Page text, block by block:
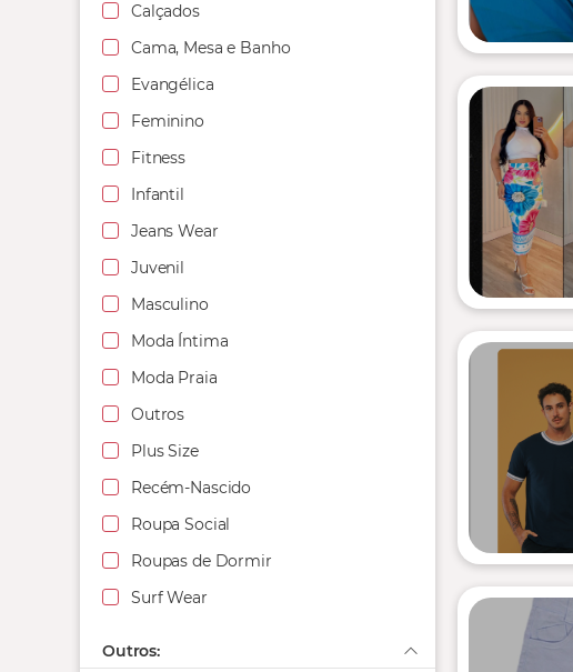
Calçados
Cama, Mesa e Banho
Evangélica
Feminino
Fitness
Infantil
Jeans Wear
Juvenil
Masculino
Moda Íntima
Moda Praia
Outros
Plus Size
Recém-Nascido
Roupa Social
Roupas de Dormir
Surf Wear
Outros: